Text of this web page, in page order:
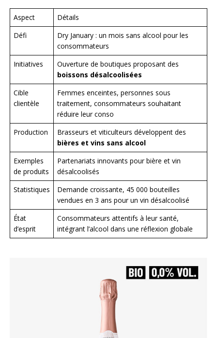
Aspect
Détails
Défi
Dry January : un mois sans alcool pour les
consommateurs
Initiatives
Ouverture de boutiques proposant des
boissons désalcoolisées
Cible
clientèle
Femmes enceintes, personnes sous
traitement, consommateurs souhaitant
réduire leur conso
Production
Brasseurs et viticulteurs développent des
bières et vins sans alcool
Exemples
de produits
Partenariats innovants pour bière et vin
désalcoolisés
Statistiques
Demande croissante, 45 000 bouteilles
vendues en 3 ans pour un vin désalcoolisé
État
d’esprit
Consommateurs attentifs à leur santé,
intégrant l’alcool dans une réflexion globale